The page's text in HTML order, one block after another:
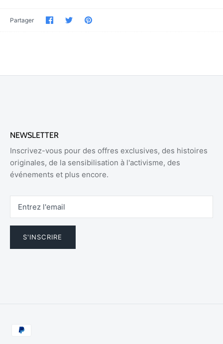
Partager PartagerPartagerÉpinglez-
NEWSLETTER
Inscrivez-vous pour des offres exclusives, des histoires
originales, de la sensibilisation à l'activisme, des
événements et plus encore.
S'INSCRIRE